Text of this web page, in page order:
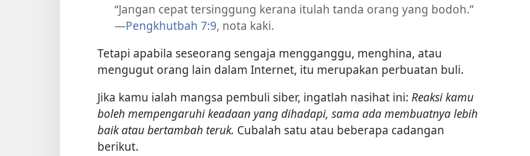
“Jangan cepat tersinggung kerana itulah tanda orang yang bodoh.”​
—Pengkhutbah 7:9, nota kaki.
Tetapi apabila seseorang sengaja mengganggu, menghina, atau
mengugut orang lain dalam Internet, itu merupakan perbuatan buli.
Jika kamu ialah mangsa pembuli siber, ingatlah nasihat ini: Reaksi kamu
boleh mempengaruhi keadaan yang dihadapi, sama ada membuatnya lebih
baik atau bertambah teruk. Cubalah satu atau beberapa cadangan
berikut.